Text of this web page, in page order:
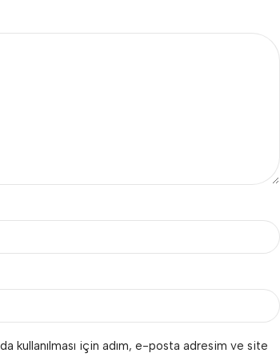
kullanılması için adım, e-posta adresim ve site